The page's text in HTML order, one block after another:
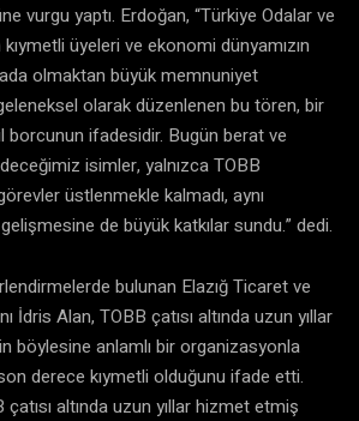
vurgu yaptı. Erdoğan, “Türkiye Odalar ve
üyeleri ve ekonomi dünyamızın
olmaktan büyük memnuniyet
olarak düzenlenen bu tören, bir
borcunun ifadesidir. Bugün berat ve
isimler, yalnızca TOBB
üstlenmekle kalmadı, aynı
de büyük katkılar sundu.” dedi.
bulunan Elazığ Ticaret ve
İdris Alan, TOBB çatısı altında uzun yıllar
böylesine anlamlı bir organizasyonla
son derece kıymetli olduğunu ifade etti.
altında uzun yıllar hizmet etmiş